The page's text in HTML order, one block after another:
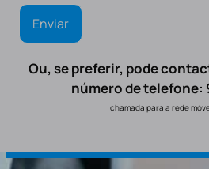
Ou, se preferir, pode
número de telefone:
chamada para a rede